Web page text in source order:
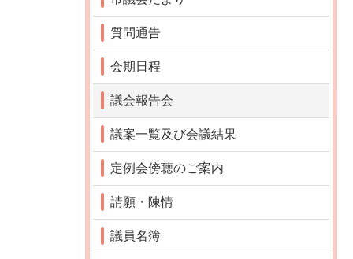
質問通告
会期日程
議会報告会
議案一覧及び会議結果
定例会傍聴のご案内
請願・陳情
議員名簿